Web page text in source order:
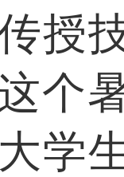
授
个
学